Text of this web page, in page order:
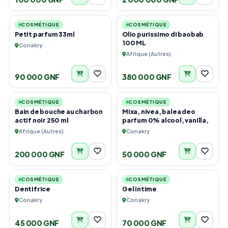
6
COSMÉTIQUE
Petit parfum 33ml
Conakry
90 000 GNF
3
COSMÉTIQUE
Olio purissimo di baobab
100 ML
Afrique (Autres)
380 000 GNF
2
COSMÉTIQUE
Bain de bouche au charbon
actif noir 250 ml
Afrique (Autres)
200 000 GNF
6
COSMÉTIQUE
Mixa, nivea, balea deo
parfum 0% alcool, vanilla,
Conakry
50 000 GNF
3
COSMÉTIQUE
Dentifrice
Conakry
45 000 GNF
6
COSMÉTIQUE
Gel intime
Conakry
70 000 GNF